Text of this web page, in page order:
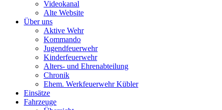
Videokanal
Alte Website
Über uns
Aktive Wehr
Kommando
Jugendfeuerwehr
Kinderfeuerwehr
Alters- und Ehrenabteilung
Chronik
Ehem. Werkfeuerwehr Kübler
Einsätze
Fahrzeuge